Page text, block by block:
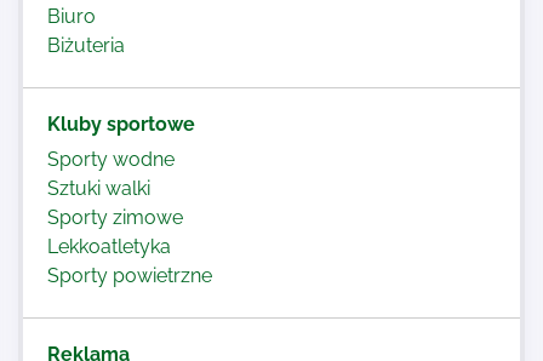
Biuro
Biżuteria
Kluby sportowe
Sporty wodne
Sztuki walki
Sporty zimowe
Lekkoatletyka
Sporty powietrzne
Reklama